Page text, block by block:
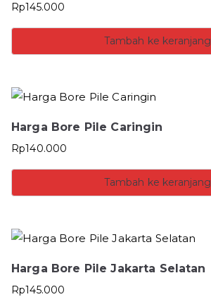
Rp145.000
Tambah ke keranjang
Harga Bore Pile Caringin
Rp140.000
Tambah ke keranjang
Harga Bore Pile Jakarta Selatan
Rp145.000